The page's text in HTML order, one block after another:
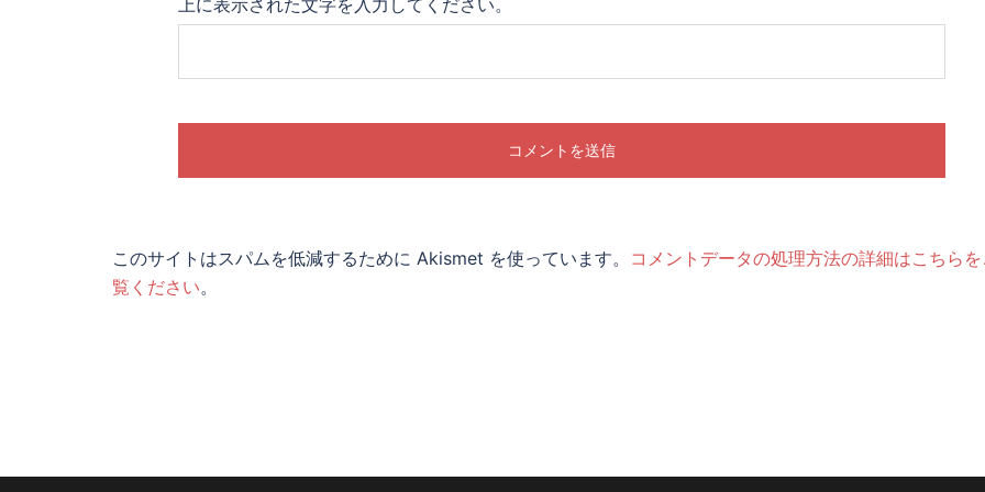
このサイトはスパムを低減するために Akismet を使っています。 コメントデータの処理方法の詳細はこちら
覧ください。